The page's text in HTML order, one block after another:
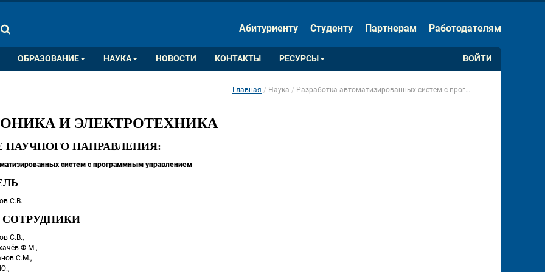
A A A A A
ИЗОБРАЖЕНИЯ Скрыть панель
Обычная версия сайта
Абитуриенту Студенту Партнерам Работодателям
ОБРАЗОВАНИЕ НАУКА НОВОСТИ КОНТАКТЫ РЕСУРСЫ ВОЙТИ
Главная Наука Разработка автоматизированных систем с программным управлением
И ЭЛЕКТРОТЕХНИКА
НАУЧНОГО НАПРАВЛЕНИЯ:
систем с программным управлением
С.В.
С.В.,
Ф.М.,
С.М.,